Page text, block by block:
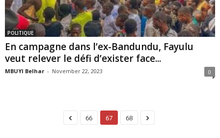
POLITIQUE
En campagne dans l’ex-Bandundu, Fayulu
veut relever le défi d’exister face...
MBUYI Belhar - November 22, 2023 0
66 67 68